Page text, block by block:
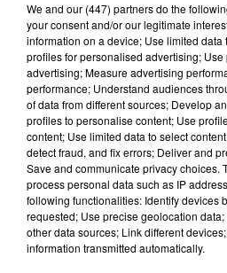
Lecture (2 min 48 sec)
100%
100% Radio les infos de
We and our (447) partnersdo the
your consent and/or our legitimate
information on a device; Use limited
profiles for personalised advertising;
advertising; Measure advertising
performance; Understand audiences
of data from different sources; Develop
profiles to personalise content; Use
content; Use limited data to select
detect fraud, and fix errors; Deliver and
Save and communicate privacy choices.
process personal data such as IP
following functionalities: Identify devices
requested; Use precise geolocation
other data sources; Link different
information transmitted automatically.